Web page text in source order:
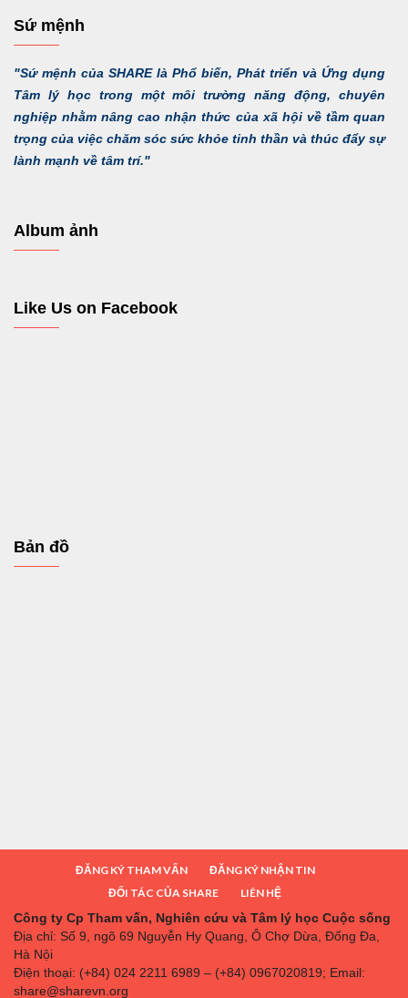
Sứ mệnh
"Sứ mệnh của SHARE là Phổ biến, Phát triển và Ứng dụng
Tâm lý học trong một môi trường năng động, chuyên
nghiệp nhằm nâng cao nhận thức của xã hội về tầm quan
trọng của việc chăm sóc sức khỏe tinh thần và thúc đẩy sự
lành mạnh về tâm trí."
Album ảnh
Like Us on Facebook
Bản đồ
ĐĂNG KÝ THAM VẤN
ĐĂNG KÝ NHẬN TIN
ĐỐI TÁC CỦA SHARE
LIÊN HỆ
Công ty Cp Tham vấn, Nghiên cứu và Tâm lý học Cuộc sống
Địa chỉ: Số 9, ngõ 69 Nguyễn Hy Quang, Ô Chợ Dừa, Đống Đa,
Hà Nội
Điện thoại: (+84) 024 2211 6989 – (+84) 0967020819; Email:
share@sharevn.org